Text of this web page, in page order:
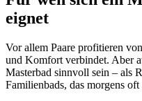
eignet
Vor allem Paare profitieren
und Komfort verbindet. Aber
Masterbad sinnvoll sein – als
Familienbads, das morgens